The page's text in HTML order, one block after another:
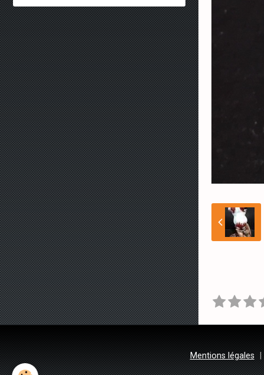
Mentions légales